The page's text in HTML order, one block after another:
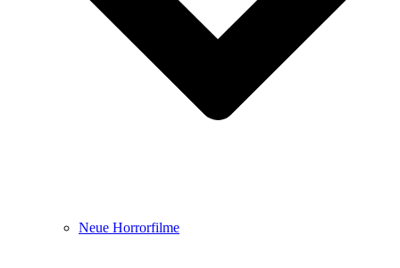
Neue Horrorfilme